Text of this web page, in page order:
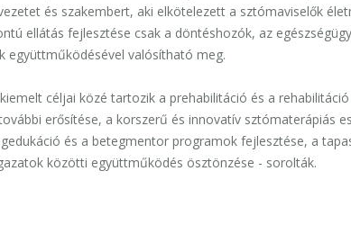
és szakembert, aki elkötelezett a sztómaviselők
ellátás fejlesztése csak a döntéshozók, az
együttműködésével valósítható meg.
céljai közé tartozik a prehabilitáció és a
erősítése, a korszerű és innovatív sztómaterápiás
és a betegmentor programok fejlesztése, a
közötti együttműködés ösztönzése - sorolták.